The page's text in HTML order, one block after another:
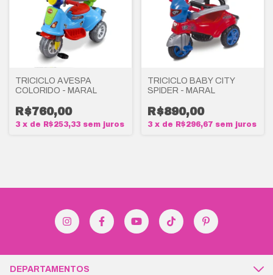
TRICICLO AVESPA
COLORIDO - MARAL
R$760,00
3 x de R$253,33 sem juros
TRICICLO BABY CITY
SPIDER - MARAL
R$890,00
3 x de R$296,67 sem juros
DEPARTAMENTOS